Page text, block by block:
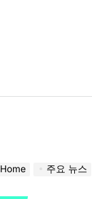
Home 주요 뉴스